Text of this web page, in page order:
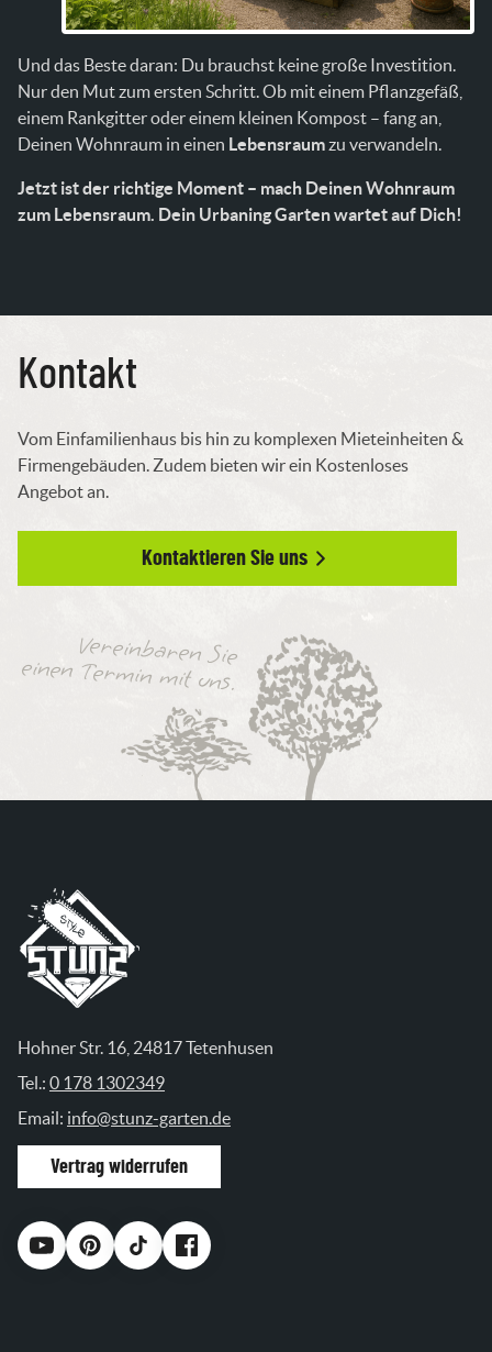
Und das Beste daran: Du brauchst keine große Investition.
Nur den Mut zum ersten Schritt. Ob mit einem Pflanzgefäß,
einem Rankgitter oder einem kleinen Kompost – fang an,
Deinen Wohnraum in einen Lebensraumzu verwandeln.
Jetzt ist der richtige Moment – mach Deinen Wohnraum
zum Lebensraum. Dein Urbaning Garten wartet auf Dich!
Kontakt
Vom Einfamilienhaus bis hin zu komplexen Mieteinheiten &
Firmengebäuden. Zudem bieten wir ein Kostenloses
Angebot an.
Kontaktieren Sie uns
Vereinbaren Sie
einen Termin mit uns.
Hohner Str. 16, 24817 Tetenhusen
Tel.: 0 178 1302349
Email: info@stunz-garten.de
Vertrag widerrufen